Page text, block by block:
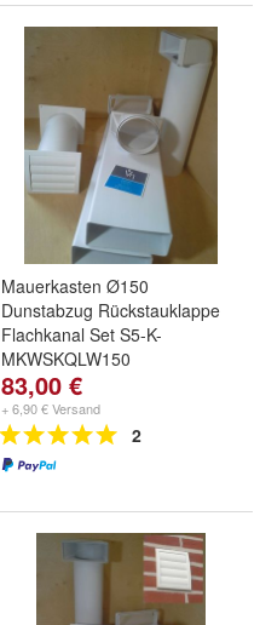
Mauerkasten Ø150
Dunstabzug Rückstauklappe
Flachkanal Set S5-K-
MKWSKQLW150
83,00 €
+ 6,90 € Versand
2